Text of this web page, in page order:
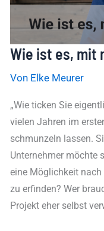
Wie ist es, mit
Von Elke Meurer
„Wie ticken Sie
vielen Jahren im
schmunzeln lassen.
Unternehmer möchte
eine Möglichkeit nach
zu erfinden? Wer
Projekt eher selbst